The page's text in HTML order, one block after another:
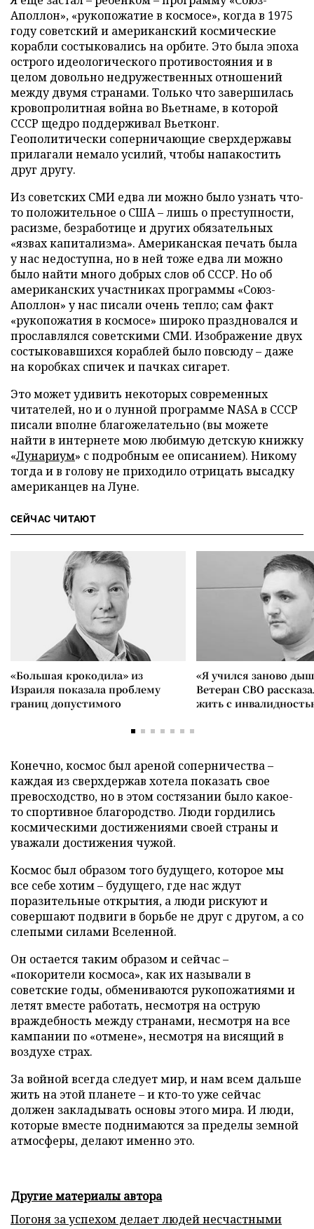
Аполлон», «рукопожатие в космосе», когда в 1975
году советский и американский космические
корабли состыковались на орбите. Это была эпоха
острого идеологического противостояния и в
целом довольно недружественных отношений
между двумя странами. Только что завершилась
кровопролитная война во Вьетнаме, в которой
СССР щедро поддерживал Вьетконг.
Геополитически соперничающие сверхдержавы
прилагали немало усилий, чтобы напакостить
друг другу.
Из советских СМИ едва ли можно было узнать что-
то положительное о США – лишь о преступности,
расизме, безработице и других обязательных
«язвах капитализма». Американская печать была
у нас недоступна, но в ней тоже едва ли можно
было найти много добрых слов об СССР. Но об
американских участниках программы «Союз-
Аполлон» у нас писали очень тепло; сам факт
«рукопожатия в космосе» широко праздновался и
прославлялся советскими СМИ. Изображение двух
состыковавшихся кораблей было повсюду – даже
на коробках спичек и пачках сигарет.
Это может удивить некоторых современных
читателей, но и о лунной программе NASA в СССР
писали вполне благожелательно (вы можете
найти в интернете мою любимую детскую книжку
«Лунариум» с подробным ее описанием). Никому
тогда и в голову не приходило отрицать высадку
американцев на Луне.
СЕЙЧАС ЧИТАЮТ
«Большая крокодила» из
Израиля показала проблему
границ допустимого
«Я учился заново
Ветеран СВО
жить с
Конечно, космос был ареной соперничества –
каждая из сверхдержав хотела показать свое
превосходство, но в этом состязании было какое-
то спортивное благородство. Люди гордились
космическими достижениями своей страны и
уважали достижения чужой.
Космос был образом того будущего, которое мы
все себе хотим – будущего, где нас ждут
поразительные открытия, а люди рискуют и
совершают подвиги в борьбе не друг с другом, а со
слепыми силами Вселенной.
Он остается таким образом и сейчас –
«покорители космоса», как их называли в
советские годы, обмениваются рукопожатиями и
летят вместе работать, несмотря на острую
враждебность между странами, несмотря на все
кампании по «отмене», несмотря на висящий в
воздухе страх.
За войной всегда следует мир, и нам всем дальше
жить на этой планете – и кто-то уже сейчас
должен закладывать основы этого мира. И люди,
которые вместе поднимаются за пределы земной
атмосферы, делают именно это.
Другие материалы автора
Погоня за успехом делает людей несчастными